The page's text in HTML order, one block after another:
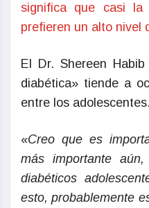
significa que casi
prefieren un alto nivel
El Dr. Shereen
diabética» tiende a
entre los adolescentes.
«Creo que es
más importante
diabéticos
esto, probablemente